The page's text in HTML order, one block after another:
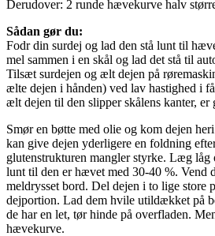
Derudover: 2 runde hævekurve halv
Sådan gør du:
Fodr din surdej og lad den stå lunt til
mel sammen i en skål og lad det stå til
Tilsæt surdejen og ælt dejen på
ælte dejen i hånden) ved lav hastighed i
ælt dejen til den slipper skålens kanter, er
Smør en bøtte med olie og kom dejen
kan give dejen yderligere en foldning
glutenstrukturen mangler styrke. Læg låg
lunt til den er hævet med 30-40 %. Vend
meldrysset bord. Del dejen i to lige store
dejportion. Lad dem hvile utildækket på
de har en let, tør hinde på overfladen.
hævekurve.